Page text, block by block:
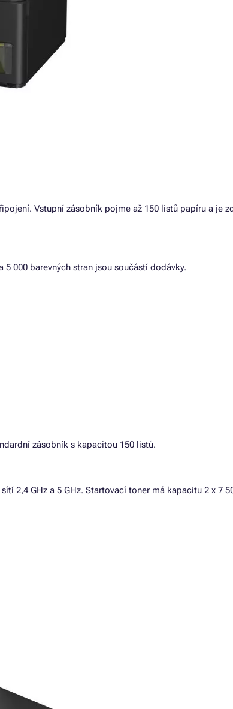
Vstupní zásobník pojme až 150 listů papíru a je
000 barevných stran jsou součástí dodávky.
zásobník s kapacitou 150 listů.
2,4 GHz a 5 GHz. Startovací toner má kapacitu 2 x 7